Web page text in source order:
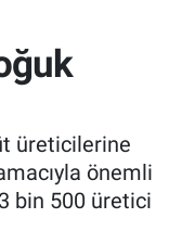
üreticilerine
önemli
bin 500 üretici